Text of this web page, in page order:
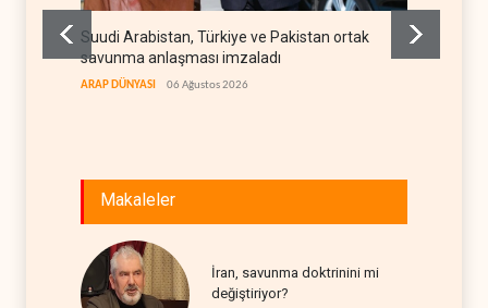
Suudi Arabistan, Türkiye ve Pakistan ortak
savunma anlaşması imzaladı
ARAP DÜNYASI 06 Ağustos 2026
Makaleler
İran, savunma doktrinini mi
değiştiriyor?